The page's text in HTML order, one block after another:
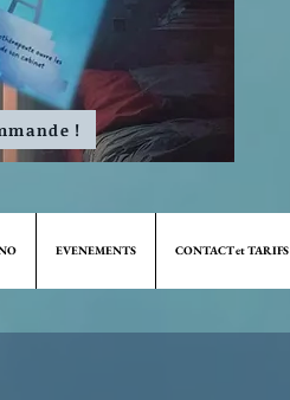
!
EVENEMENTS CONTACT et TARIFS